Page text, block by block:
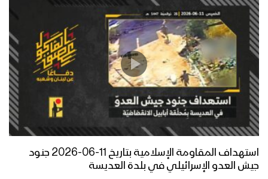
استهداف المقاومة الإسلامية بتاريخ 11-06-2026 جنود
جيش العدو الإسرائيلي في بلدة العديسة